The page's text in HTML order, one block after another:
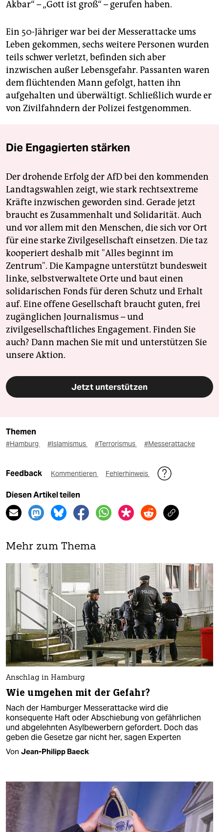
Akbar“ – „Gott ist groß“ – gerufen haben.
Ein 50-Jähriger war bei der Messerattacke ums
Leben gekommen, sechs weitere Personen wurden
teils schwer verletzt, befinden sich aber
inzwischen außer Lebensgefahr. Passanten waren
dem flüchtenden Mann gefolgt, hatten ihn
aufgehalten und überwältigt. Schließlich wurde er
von Zivilfahndern der Polizei festgenommen.
Die Engagierten stärken
Der drohende Erfolg der AfD bei den kommenden
Landtagswahlen zeigt, wie stark rechtsextreme
Kräfte inzwischen geworden sind. Gerade jetzt
braucht es Zusammenhalt und Solidarität. Auch
und vor allem mit den Menschen, die sich vor Ort
für eine starke Zivilgesellschaft einsetzen. Die taz
kooperiert deshalb mit "Alles beginnt im
Zentrum". Die Kampagne unterstützt bundesweit
linke, selbstverwaltete Orte und baut einen
solidarischen Fonds für deren Schutz und Erhalt
auf. Eine offene Gesellschaft braucht guten, frei
zugänglichen Journalismus – und
zivilgesellschaftliches Engagement. Finden Sie
auch? Dann machen Sie mit und unterstützen Sie
unsere Aktion.
Jetzt unterstützen
Themen
#Hamburg #Islamismus #Terrorismus #Messerattacke
Feedback Kommentieren Fehlerhinweis
Diesen Artikel teilen
Mehr zum Thema
Anschlag in Hamburg
Wie umgehen mit der Gefahr?
Nach der Hamburger Messerattacke wird die
konsequente Haft oder Abschiebung von gefährlichen
und abgelehnten Asylbewerbern gefordert. Doch das
geben die Gesetze gar nicht her, sagen Experten
Von Jean-Philipp Baeck